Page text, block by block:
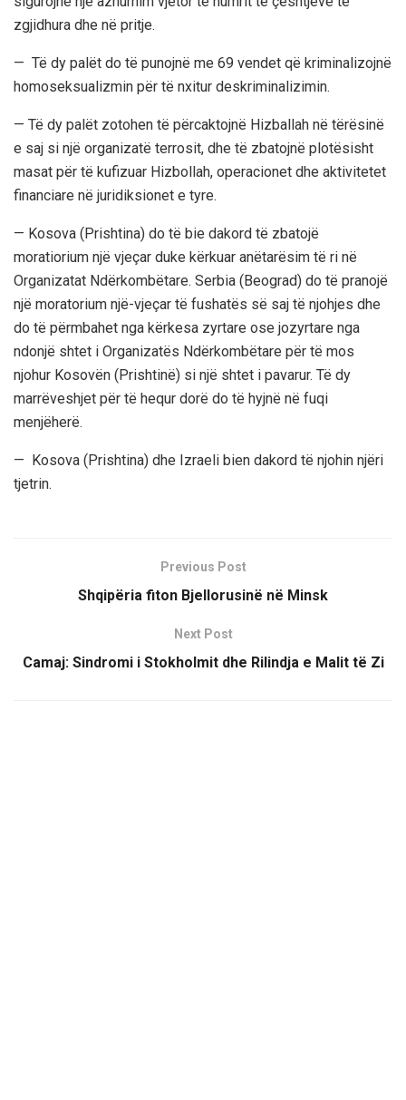
zgjidhura dhe në pritje.
— Të dy palët do të punojnë me 69 vendet që kriminalizojnë
homoseksualizmin për të nxitur deskriminalizimin.
— Të dy palët zotohen të përcaktojnë Hizballah në tërësinë
e saj si një organizatë terrosit, dhe të zbatojnë plotësisht
masat për të kufizuar Hizbollah, operacionet dhe aktivitetet
financiare në juridiksionet e tyre.
— Kosova (Prishtina) do të bie dakord të zbatojë
moratiorium një vjeçar duke kërkuar anëtarësim të ri në
Organizatat Ndërkombëtare. Serbia (Beograd) do të pranojë
një moratorium një-vjeçar të fushatës së saj të njohjes dhe
do të përmbahet nga kërkesa zyrtare ose jozyrtare nga
ndonjë shtet i Organizatës Ndërkombëtare për të mos
njohur Kosovën (Prishtinë) si një shtet i pavarur. Të dy
marrëveshjet për të hequr dorë do të hyjnë në fuqi
menjëherë.
— Kosova (Prishtina) dhe Izraeli bien dakord të njohin njëri
tjetrin.
Previous Post
Shqipëria fiton Bjellorusinë në Minsk
Next Post
Camaj: Sindromi i Stokholmit dhe Rilindja e Malit të Zi